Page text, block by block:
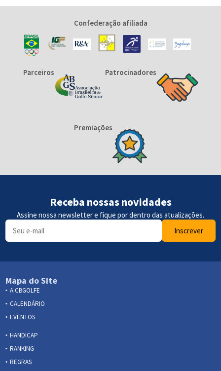
Confederação afiliada
Parceiros Patrocinadores
Premiações
Receba nossas novidades
Assine nossa newsletter e fique por dentro das atualizações.
Inscrever
Mapa do Site
A CBGOLFE
CALENDÁRIO
EVENTOS
HANDICAP
RANKING
REGRAS